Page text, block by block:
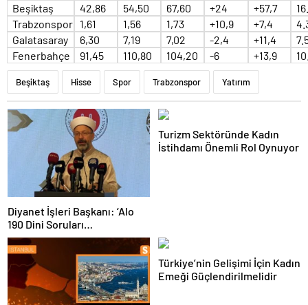
Beşiktaş 42,86 54,50 67,60 +24 +57,7
Trabzonspor 1,61 1,56 1,73 +10,9 +7,4
Galatasaray
6,30 7,19 7,02 -2,4 +11,4
Fenerbahçe
91,45 110,80 104,20 -6 +13,9
Beşiktaş Hisse Spor Trabzonspor Yatırım
Diyanet İşleri Başkanı: ‘Alo
190 Dini Soruları
Cevaplandırma Hattı’
Ramazan boyunca hizmette
olacak
Turizm Sektöründe Kadın
İstihdamı Önemli Rol Oynuyor
Türkiye’nin Gelişimi İçin Kadın
Emeği Güçlendirilmelidir